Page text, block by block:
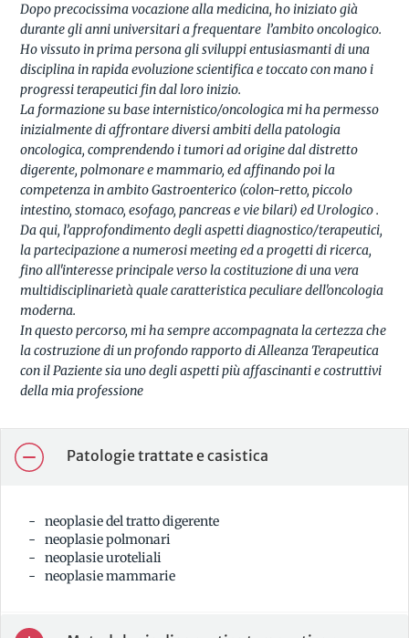
Dopo precocissima vocazione alla medicina, ho iniziato già
durante gli anni universitari a frequentare l’ambito oncologico.
Ho vissuto in prima persona gli sviluppi entusiasmanti di una
disciplina in rapida evoluzione scientifica e toccato con mano i
progressi terapeutici fin dal loro inizio.
La formazione su base internistico/oncologica mi ha permesso
inizialmente di affrontare diversi ambiti della patologia
oncologica, comprendendo i tumori ad origine dal distretto
digerente, polmonare e mammario, ed affinando poi la
competenza in ambito Gastroenterico (colon-retto, piccolo
intestino, stomaco, esofago, pancreas e vie bilari) ed Urologico .
Da qui, l’approfondimento degli aspetti diagnostico/terapeutici,
la partecipazione a numerosi meeting ed a progetti di ricerca,
fino all'interesse principale verso la costituzione di una vera
multidisciplinarietà quale caratteristica peculiare dell'oncologia
moderna.
In questo percorso, mi ha sempre accompagnata la certezza che
la costruzione di un profondo rapporto di Alleanza Terapeutica
con il Paziente sia uno degli aspetti più affascinanti e costruttivi
della mia professione
Patologie trattate e casistica
neoplasie del tratto digerente
neoplasie polmonari
neoplasie uroteliali
neoplasie mammarie